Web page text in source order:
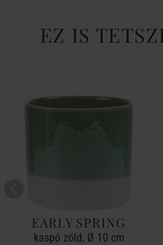
EZ IS
EARLY SPRING
kaspó zöld, Ø 10 cm